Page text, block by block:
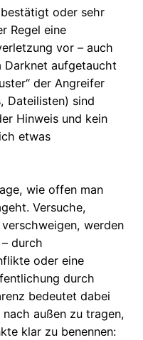
oder sehr
Regel eine
vor – auch
Darknet aufgetaucht
der Angreifer
Dateilisten) sind
Hinweis und kein
etwas
wie offen man
Versuche,
werden
durch
oder eine
durch
bedeutet dabei
außen zu tragen,
klar zu benennen: